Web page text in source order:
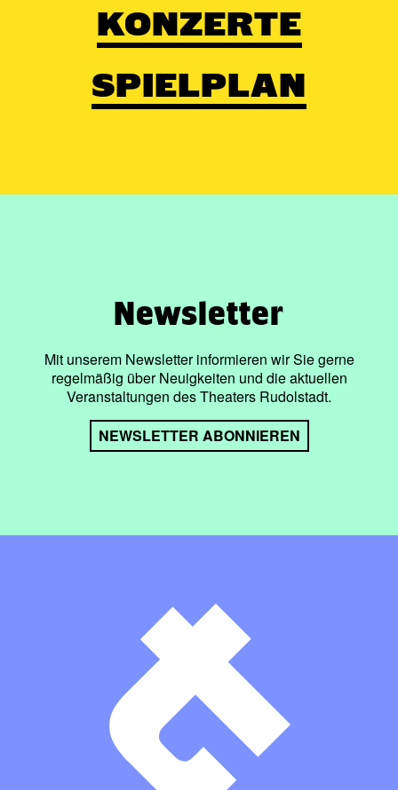
KONZERTE
SPIELPLAN
Newsletter
Mit unserem Newsletter informieren wir Sie gerne
regelmäßig über Neuigkeiten und die aktuellen
Veranstaltungen des Theaters Rudolstadt.
NEWSLETTER ABONNIEREN